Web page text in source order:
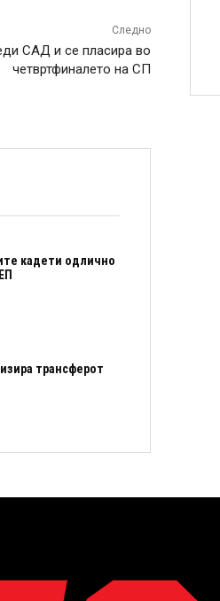
Следно
САД и се пласира во
четвртфиналето на СП
кадети одлично
трансферот